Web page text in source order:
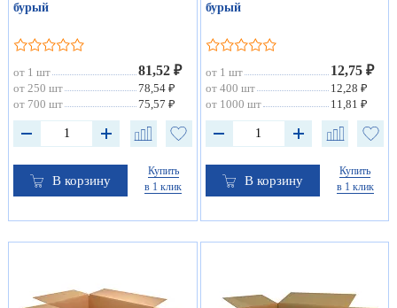
бурый
от 1 шт 81,52 ₽
от 250 шт
78,54 ₽
от 700 шт
75,57 ₽
В корзину
Купить
в 1 клик
бурый
от 1 шт 12,75 ₽
от 400 шт
12,28 ₽
от 1000 шт
11,81 ₽
В корзину
Купить
в 1 клик